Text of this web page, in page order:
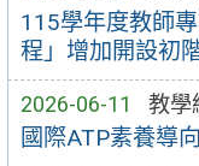
115學年度教師
程」增加開設初
2026-06-11 教學
國際ATP素養導